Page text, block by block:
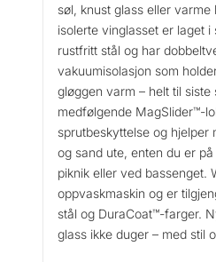
søl, knust glass eller varme
isolerte vinglasset er laget i
rustfritt stål og har
vakuumisolasjon som
gløggen varm – helt til siste
medfølgende MagSlider™-
sprutbeskyttelse og hjelper
og sand ute, enten du er
piknik eller ved bassenget.
oppvaskmaskin og er
stål og DuraCoat™-farger.
glass ikke duger – med stil